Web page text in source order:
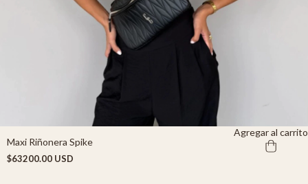
Maxi Riñonera Spike
$63200.00 USD
Agregar al carrito